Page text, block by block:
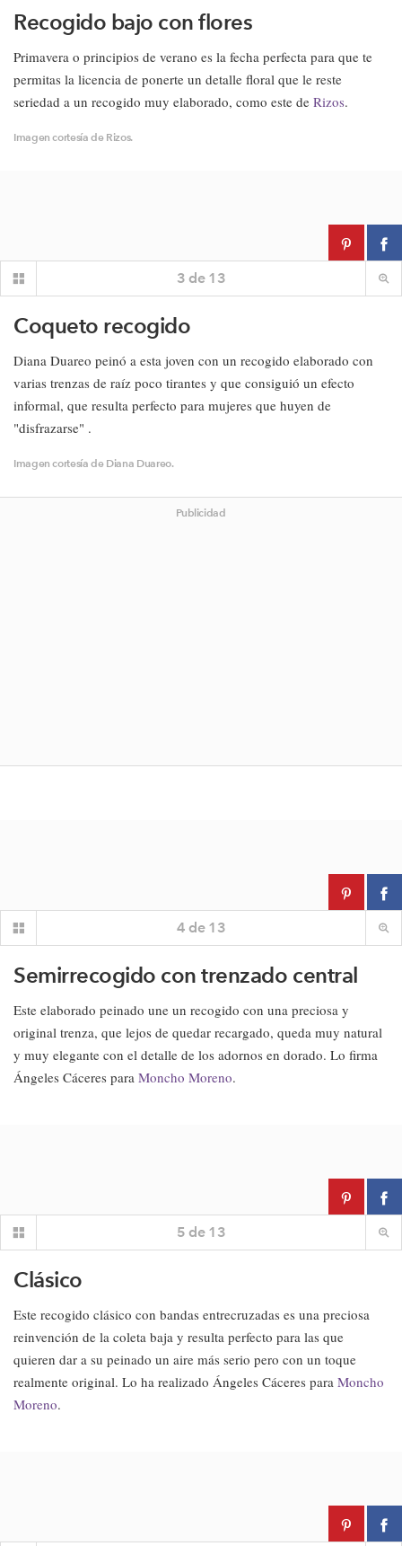
Recogido bajo con flores
Primavera o principios de verano es la fecha perfecta para que te
permitas la licencia de ponerte un detalle floral que le reste
seriedad a un recogido muy elaborado, como este de Rizos.
Imagen cortesía de Rizos.
3 de 13
Coqueto recogido
Diana Duareo peinó a esta joven con un recogido elaborado con
varias trenzas de raíz poco tirantes y que consiguió un efecto
informal, que resulta perfecto para mujeres que huyen de
"disfrazarse" .
​Imagen cortesía de Diana Duareo.
Publicidad
4 de 13
Semirrecogido con trenzado central
Este elaborado peinado une un recogido con una preciosa y
original trenza, que lejos de quedar recargado, queda muy natural
y muy elegante con el detalle de los adornos en dorado. Lo firma
Ángeles Cáceres para Moncho Moreno.
5 de 13
Clásico
Este recogido clásico con bandas entrecruzadas es una preciosa
reinvención de la coleta baja y resulta perfecto para las que
quieren dar a su peinado un aire más serio pero con un toque
realmente original. Lo ha realizado Ángeles Cáceres para Moncho
Moreno.